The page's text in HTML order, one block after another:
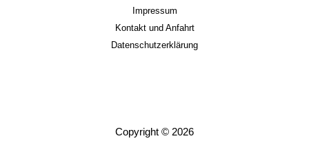
Impressum
Kontakt und Anfahrt
Datenschutzerklärung
Copyright © 2026